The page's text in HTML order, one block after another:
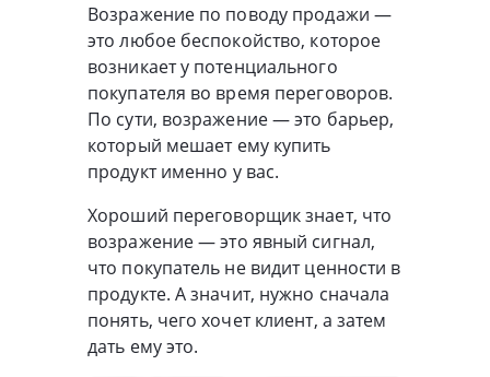
Возражение по поводу продажи —
это любое беспокойство, которое
возникает у потенциального
покупателя во время переговоров.
По сути, возражение — это барьер,
который мешает ему купить
продукт именно у вас.
Хороший переговорщик знает, что
возражение — это явный сигнал,
что покупатель не видит ценности в
продукте. А значит, нужно сначала
понять, чего хочет клиент, а затем
дать ему это.